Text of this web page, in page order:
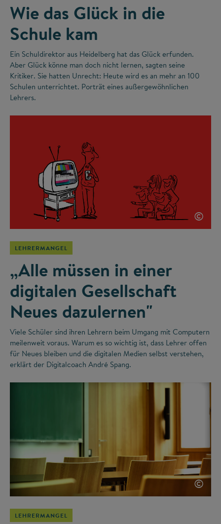
Wie das Glück in die
Schule kam
Ein Schuldirektor aus Heidelberg hat das Glück erfunden.
Aber Glück könne man doch nicht lernen, sagten seine
Kritiker. Sie hatten Unrecht: Heute wird es an mehr an 100
Schulen unterrichtet. Porträt eines außergewöhnlichen
Lehrers.
©
LEHRERMANGEL
„Alle müssen in einer
digitalen Gesellschaft
Neues dazulernen"
Viele Schüler sind ihren Lehrern beim Umgang mit Computern
meilenweit voraus. Warum es so wichtig ist, dass Lehrer offen
für Neues bleiben und die digitalen Medien selbst verstehen,
erklärt der Digitalcoach André Spang.
©
LEHRERMANGEL